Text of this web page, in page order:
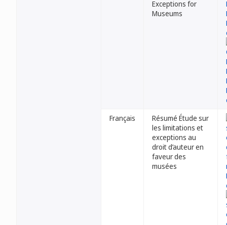
Exceptions for
Museums
Français
Résumé Étude sur
les limitations et
exceptions au
droit d’auteur en
faveur des
musées